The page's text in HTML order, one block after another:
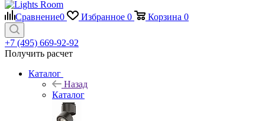
Сравнение0 Избранное 0 Корзина 0
+7 (495) 669-92-92
Получить расчет
Каталог
Назад
Каталог